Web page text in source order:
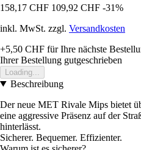
158,17 CHF 109,92 CHF -31%
inkl. MwSt. zzgl. Versandkosten
+5,50 CHF für Ihre nächste
Ihrer Bestellung gutgeschrieben
Loading...
Beschreibung
Der neue MET Rivale Mips bietet
eine aggressive Präsenz auf der
hinterlässt.
Sicherer. Bequemer. Effizienter.